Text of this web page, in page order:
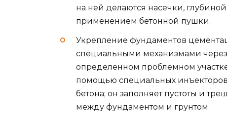
на ней делаются насечки,
применением бетонной пушки.
Укрепление фундаментов
специальными механизмами
определенном проблемном
помощью специальных
бетона; он заполняет пустоты и
между фундаментом и грунтом.